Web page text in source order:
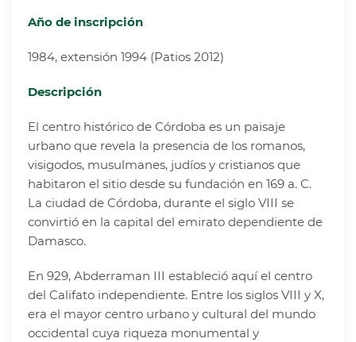
Año de inscripción
1984, extensión 1994 (Patios 2012)
Descripción
El centro histórico de Córdoba es un paisaje
urbano que revela la presencia de los romanos,
visigodos, musulmanes, judíos y cristianos que
habitaron el sitio desde su fundación en 169 a. C.
La ciudad de Córdoba, durante el siglo VIII se
convirtió en la capital del emirato dependiente de
Damasco.
En 929, Abderraman III estableció aquí el centro
del Califato independiente. Entre los siglos VIII y X,
era el mayor centro urbano y cultural del mundo
occidental cuya riqueza monumental y